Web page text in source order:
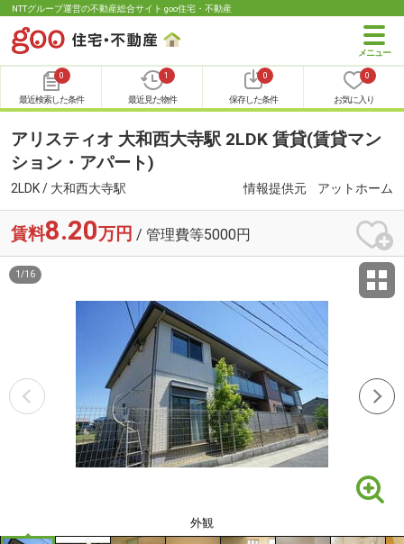
NTTグループ運営の不動産総合サイト goo住宅・不動産
0
最近検索した条件
1
最近見た物件
0
保存した条件
0
お気に入り
アリスティオ 大和西大寺駅 2LDK 賃貸(賃貸マン
ション・アパート)
2LDK / 大和西大寺駅 情報提供元 アットホーム
賃料8.20万円 / 管理費等5000円
外観
1 /16